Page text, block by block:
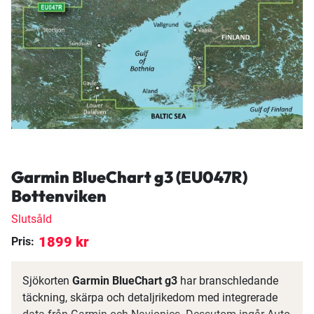
Garmin BlueChart g3 (EU047R)
Bottenviken
Slutsåld
Pris: 1899 kr
Sjökorten Garmin BlueChart g3 har branschledande
täckning, skärpa och detaljrikedom med integrerade